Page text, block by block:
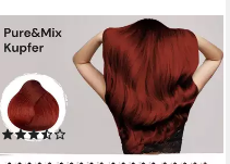
FEMMAS PREMIUM
Haarfarbe FemMas Hair Color
Cream 100ml Haarfarbe
Pure&Mix Kupfer
8,95 €